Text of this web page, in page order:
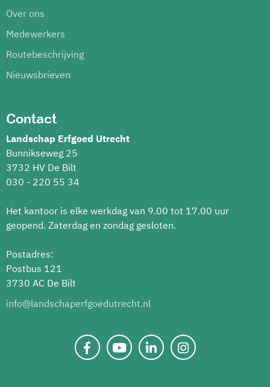
Over ons
Medewerkers
Routebeschrijving
Nieuwsbrieven
Contact
Landschap Erfgoed Utrecht
Bunnikseweg 25
3732 HV De Bilt
030 - 220 55 34
Het kantoor is elke werkdag van 9.00 tot 17.00 uur
geopend. Zaterdag en zondag gesloten.
Postadres:
Postbus 121
3730 AC De Bilt
info@landschaperfgoedutrecht.nl